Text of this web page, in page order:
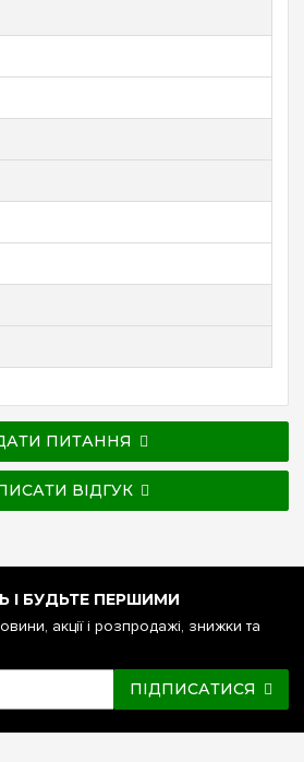
ПИТАННЯ
ВІДГУК
І БУДЬТЕ ПЕРШИМИ
акції і розпродажі, знижки та
ПІДПИСАТИСЯ